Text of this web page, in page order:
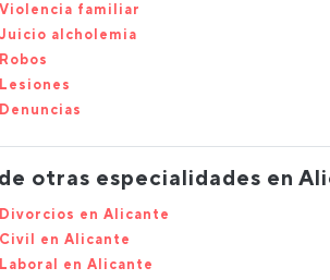
familiar
alcholemia
otras especialidades en
en Alicante
en Alicante
en Alicante